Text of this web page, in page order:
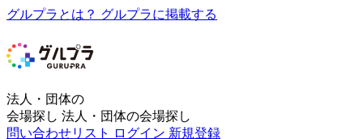
グルプラとは？ グルプラに掲載する
法人・団体の
会場探し 法人・団体の会場探し
問い合わせリスト
ログイン 新規登録